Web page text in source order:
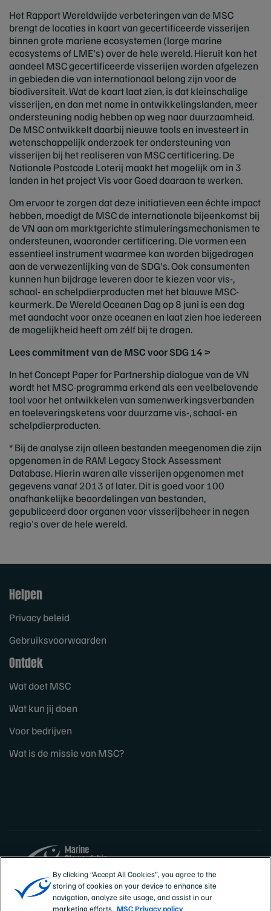
Het Rapport Wereldwijde verbeteringen van de MSC
brengt de locaties in kaart van gecertificeerde visserijen
binnen grote mariene ecosystemen (large marine
ecosystems of LME's) over de hele wereld. Hieruit kan het
aandeel MSC gecertificeerde visserijen worden afgelezen
in gebieden die van internationaal belang zijn voor de
biodiversiteit. Wat de kaart laat zien, is dat kleinschalige
visserijen, en dan met name in ontwikkelingslanden, meer
ondersteuning nodig hebben op weg naar duurzaamheid.
De MSC ontwikkelt daarbij nieuwe tools en investeert in
wetenschappelijk onderzoek ter ondersteuning van
visserijen bij het realiseren van MSC certificering. De
Nationale Postcode Loterij maakt het mogelijk om in 3
landen in het project Vis voor Goed daaraan te werken.
Om ervoor te zorgen dat deze initiatieven een échte impact
hebben, moedigt de MSC de internationale bijeenkomst bij
de VN aan om marktgerichte stimuleringsmechanismen te
ondersteunen, waaronder certificering. Die vormen een
essentieel instrument waarmee kan worden bijgedragen
aan de verwezenlijking van de SDG's. Ook consumenten
kunnen hun bijdrage leveren door te kiezen voor vis-,
schaal- en schelpdierproducten met het blauwe MSC-
keurmerk. De Wereld Oceanen Dag op 8 juni is een dag
met aandacht voor onze oceanen en laat zien hoe iedereen
de mogelijkheid heeft om zélf bij te dragen.
Lees commitment van de MSC voor SDG 14 >
In het Concept Paper for Partnership dialogue van de VN
wordt het MSC-programma erkend als een veelbelovende
tool voor het ontwikkelen van samenwerkingsverbanden
en toeleveringsketens voor duurzame vis-, schaal- en
schelpdierproducten.
* Bij de analyse zijn alleen bestanden meegenomen die zijn
opgenomen in de RAM Legacy Stock Assessment
Database. Hierin waren alle visserijen opgenomen met
gegevens vanaf 2013 of later. Dit is goed voor 100
onafhankelijke beoordelingen van bestanden,
gepubliceerd door organen voor visserijbeheer in negen
regio's over de hele wereld.
Helpen
Privacy beleid
Gebruiksvoorwaarden
Ontdek
Wat doet MSC
Wat kun jij doen
Voor bedrijven
Wat is de missie van MSC?
Sites
Nederland
By clicking “Accept All Cookies”, you agree to the
storing of cookies on your device to enhance site
navigation, analyze site usage, and assist in our
marketing efforts. MSC Privacy policy